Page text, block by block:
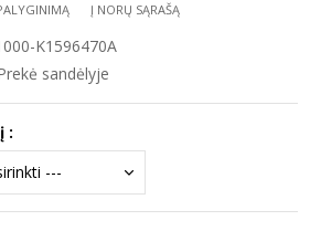
Į NORŲ SĄRAŠĄ
K1596470A
sandėlyje
: